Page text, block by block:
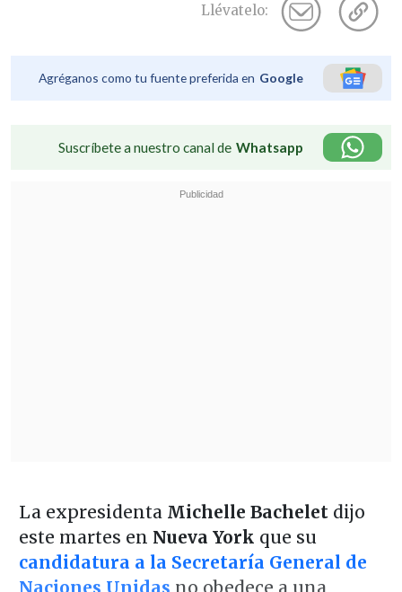
Llévatelo:
Agréganos como tu fuente preferida en Google
Suscríbete a nuestro canal de Whatsapp
La expresidentaMichelle Bachelet dijo
este martes en Nueva York que su
candidatura a la Secretaría General de
Naciones Unidas no obedece a una